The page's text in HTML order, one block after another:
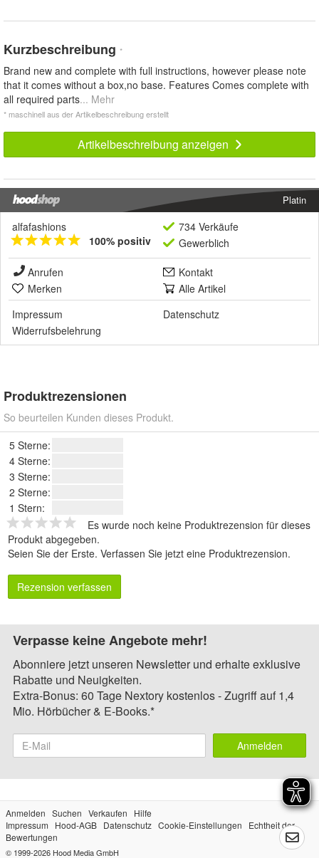
Kurzbeschreibung *
Brand new and complete with full instructions, however please note
that it comes without a box,no base. Features Comes complete with
all required parts... Mehr
* maschinell aus der Artikelbeschreibung erstellt
Artikelbeschreibung anzeigen
Platin
alfafashions
100% positiv
734 Verkäufe
Gewerblich
Anrufen
Kontakt
Merken
Alle Artikel
Impressum
Datenschutz
Widerrufsbelehrung
Produktrezensionen
So beurteilen Kunden dieses Produkt.
5 Sterne:
4 Sterne:
3 Sterne:
2 Sterne:
1 Stern:
Es wurde noch keine Produktrezension für dieses
Produkt abgegeben.
Seien Sie der Erste. Verfassen Sie jetzt eine Produktrezension.
Rezension verfassen
Verpasse keine Angebote mehr!
Abonniere jetzt unseren Newsletter und erhalte exklusive
Rabatte und Neuigkeiten.
Extra-Bonus: 60 Tage Nextory kostenlos - Zugriff auf 1,4
Mio. Hörbücher & E-Books.*
Anmelden
Anmelden Suchen Verkaufen
Hilfe
Impressum
Hood-AGB Datenschutz Cookie-Einstellungen
Echtheit der
Bewertungen
© 1999-2026 Hood Media GmbH